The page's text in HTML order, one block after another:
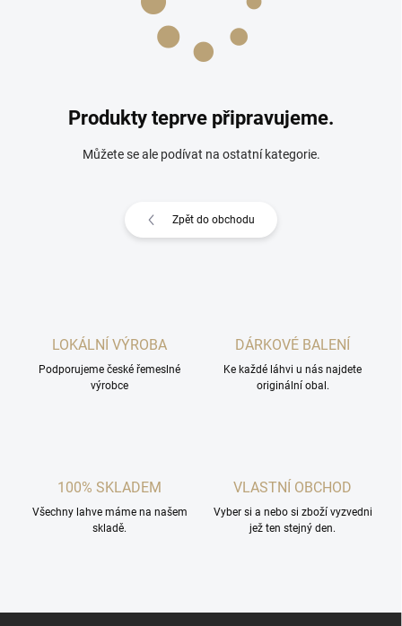
Produkty teprve připravujeme.
Můžete se ale podívat na ostatní kategorie.
Zpět do obchodu
LOKÁLNÍ VÝROBA
Podporujeme české řemeslné
výrobce
DÁRKOVÉ BALENÍ
Ke každé láhvi u nás najdete
originální obal.
100% SKLADEM
Všechny lahve máme na našem
skladě.
VLASTNÍ OBCHOD
Vyber si a nebo si zboží vyzvedni
jež ten stejný den.